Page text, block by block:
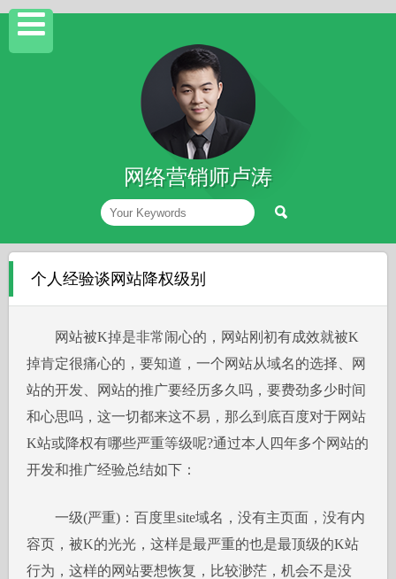
网络营销师卢涛
个人经验谈网站降权级别
网站被K掉是非常闹心的，网站刚初有成效就被K
掉肯定很痛心的，要知道，一个网站从域名的选择、网
站的开发、网站的推广要经历多久吗，要费劲多少时间
和心思吗，这一切都来这不易，那么到底百度对于网站
K站或降权有哪些严重等级呢?通过本人四年多个网站的
开发和推广经验总结如下：
一级(严重)：百度里site域名，没有主页面，没有内
容页，被K的光光，这样是最严重的也是最顶级的K站
行为，这样的网站要想恢复，比较渺茫，机会不是没